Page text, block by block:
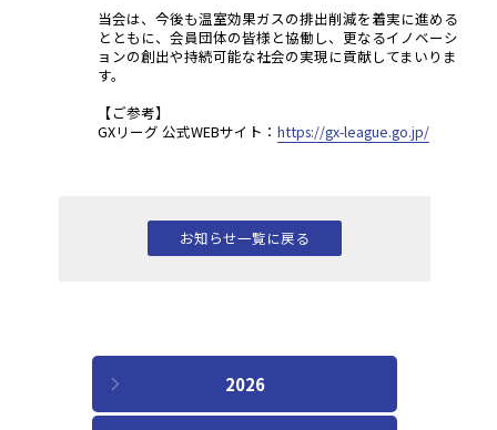
当会は、今後も温室効果ガスの排出削減を着実に進める
とともに、会員団体の皆様と協働し、更なるイノベーシ
ョンの創出や持続可能な社会の実現に貢献してまいりま
す。
【ご参考】
GXリーグ 公式WEBサイト： https://gx-league.go.jp/
お知らせ一覧に戻る
2026